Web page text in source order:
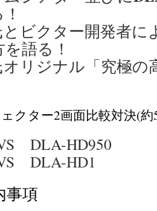
とビクター開発者に
語る！
オリジナル「究極の
クター2画面比較対決(約
DLA-HD950
DLA-HD1
事項